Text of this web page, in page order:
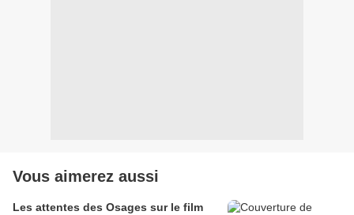
Vous aimerez aussi
Les attentes des Osages sur le film